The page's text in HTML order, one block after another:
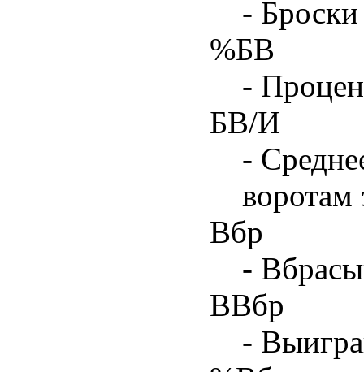
-
%БВ
-
БВ/И
-
воротам
Вбр
-
ВВбр
-